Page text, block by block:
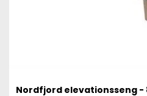
Nordfjord elevationsseng -